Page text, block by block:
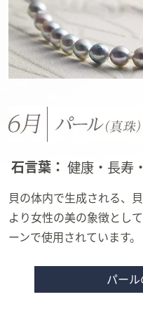
石言葉： 健康・長寿
貝の体内で生成される、
より女性の美の象徴とし
ーンで使用されています。
パー